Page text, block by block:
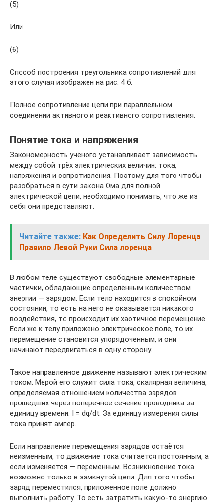
(5)
Или
(6)
Способ построения треугольника сопротивлений для
этого случая изображен на рис. 4 б.
Полное сопротивление цепи при параллельном
соединении активного и реактивного сопротивления.
Понятие тока и напряжения
Закономерность учёного устанавливает зависимость
между собой трёх электрических величин: тока,
напряжения и сопротивления. Поэтому для того чтобы
разобраться в сути закона Ома для полной
электрической цепи, необходимо понимать, что же из
себя они представляют.
Читайте также: Как Определить Силу Лоренца
Правило Левой Руки Сила лоренца
В любом теле существуют свободные элементарные
частички, обладающие определённым количеством
энергии — зарядом. Если тело находится в спокойном
состоянии, то есть на него не оказывается никакого
воздействия, то происходит их хаотичное перемещение.
Если же к телу приложено электрическое поле, то их
перемещение становится упорядоченным, и они
начинают передвигаться в одну сторону.
Такое направленное движение называют электрическим
током. Мерой его служит сила тока, скалярная величина,
определяемая отношением количества зарядов
прошедших через поперечное сечение проводника за
единицу времени: I = dq/dt. За единицу измерения силы
тока принят ампер.
Если направление перемещения зарядов остаётся
неизменным, то движение тока считается постоянным, а
если изменяется — переменным. Возникновение тока
возможно только в замкнутой цепи. Для того чтобы
заряд переместился, приложенное поле должно
выполнить работу. То есть затратить какую-то энергию